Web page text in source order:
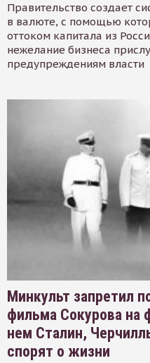
Правительство создает
в валюте, с помощью
оттоком капитала из
нежелание бизнеса
предупреждениям власти
Минкульт запретил
фильма Сокурова на
нем Сталин,
спорят о жизни